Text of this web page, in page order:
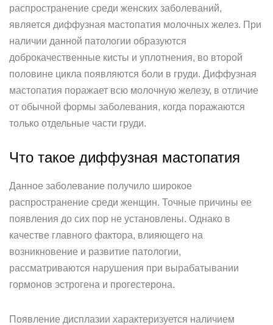
распространение среди женских заболеваний,
является диффузная мастопатия молочных желез. При
наличии данной патологии образуются
доброкачественные кисты и уплотнения, во второй
половине цикла появляются боли в груди. Диффузная
мастопатия поражает всю молочную железу, в отличие
от обычной формы заболевания, когда поражаются
только отдельные части груди.
Что такое диффузная мастопатия
Данное заболевание получило широкое
распространение среди женщин. Точные причины ее
появления до сих пор не установлены. Однако в
качестве главного фактора, влияющего на
возникновение и развитие патологии,
рассматриваются нарушения при вырабатывании
гормонов эстрогена и прогестерона.
Появление дисплазии характеризуется наличием